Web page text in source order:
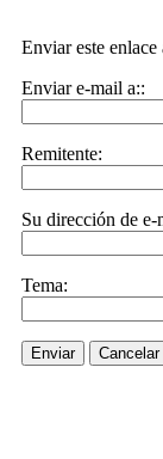
Enviar este
Enviar e-mail a::
Remitente:
Su dirección de e-
Tema:
Enviar Cancelar